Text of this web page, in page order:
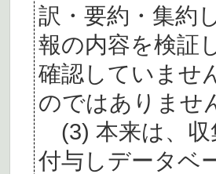
訳・要約・集約
報の内容を検証
確認していませ
のではありませ
(3) 本来は、収
付与しデータベ